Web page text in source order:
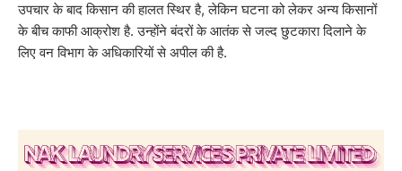
उपचार के बाद किसान की हालत स्थिर है, लेकिन घटना को लेकर अन्य किसानों
के बीच काफी आक्रोश है. उन्होंने बंदरों के आतंक से जल्द छुटकारा दिलाने के
लिए वन विभाग के अधिकारियों से अपील की है.